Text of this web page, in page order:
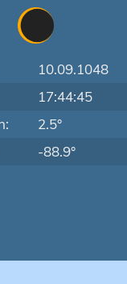
10.09.1048
17:44:45
2.5°
-88.9°